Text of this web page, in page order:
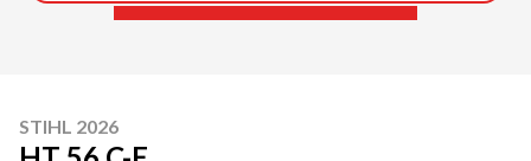
STIHL 2026